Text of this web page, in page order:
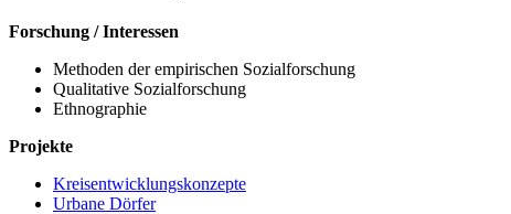
Forschung / Interessen
Methoden der empirischen Sozialforschung
Qualitative Sozialforschung
Ethnographie
Projekte
Kreisentwicklungskonzepte
Urbane Dörfer